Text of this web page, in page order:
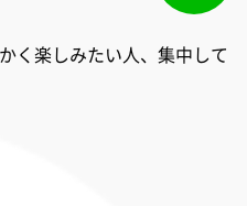
く楽しみたい人、集中して